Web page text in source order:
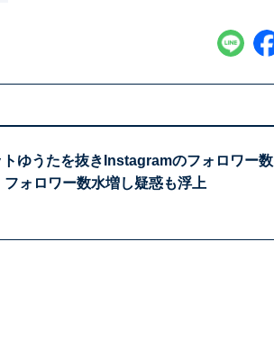
ゆうたを抜きInstagramのフォロワー数
ォロワー数水増し疑惑も浮上